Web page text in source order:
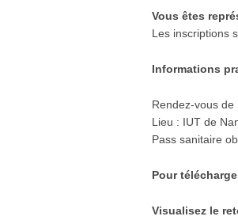
Vous êtes
Les inscriptions
Informations
Rendez-vous
Lieu : IUT de
Pass sanitaire
Pour
Visualisez le